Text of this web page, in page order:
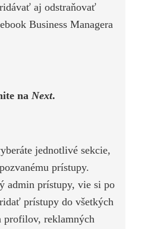
aj odstraňovať
Business Managera
naNext.
jednotlivé sekcie,
prístupy.
admin prístupy, vie si po
prístupy do všetkých
profilov, reklamných